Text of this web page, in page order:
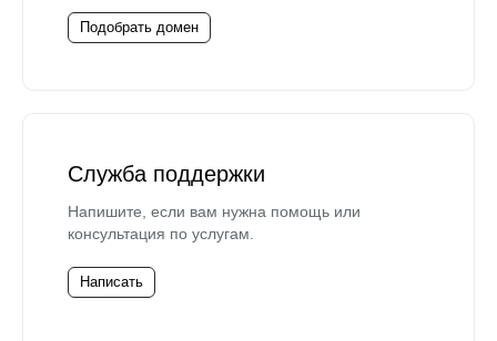
Подобрать домен
Служба поддержки
Напишите, если вам нужна помощь или
консультация по услугам.
Написать